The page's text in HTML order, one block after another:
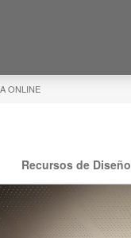
ONLINE
Recursos de Diseño